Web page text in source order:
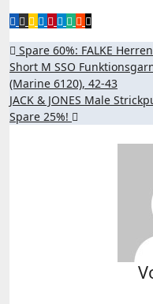
Spare 60%: FALKE
Short M SSO
(Marine 6120), 42-43
JACK & JONES Male
Spare 25%!